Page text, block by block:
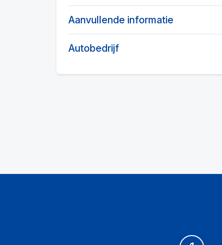
Aanvullende informatie
Autobedrijf